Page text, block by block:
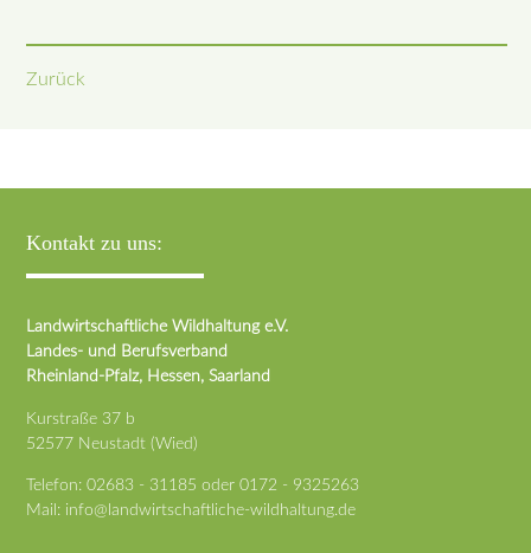
Zurück
Kontakt zu uns:
Landwirtschaftliche Wildhaltung e.V.
Landes- und Berufsverband
Rheinland-Pfalz, Hessen, Saarland
Kurstraße 37 b
52577 Neustadt (Wied)
Telefon:02683 - 31185 oder0172 - 9325263
Mail: info@landwirtschaftliche-wildhaltung.de